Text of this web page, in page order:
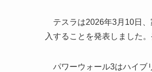
テスラは2026年3月10日、
入することを発表しました
パワーウォール3はハイブ